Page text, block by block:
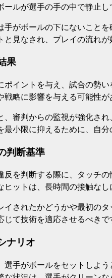
ルが選手の手の中で静止
手がボールの下にないこと
見なされ、プレイの流れが
果
イントを与え、試合の勢
略に影響を与える可能性が
審判からの監視が強化さ
小限に抑えるために、自
判断基準
反を判断する際に、タッチ
ットは、長時間の接触なし
イされたかどうかや最初の
て技術を適応させるべきで
ナリオ
選手がボールをセットしよ